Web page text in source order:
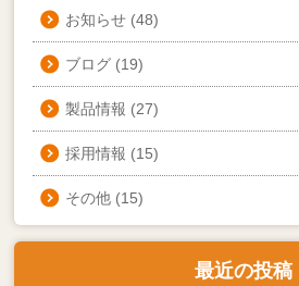
お知らせ(48)
ブログ(19)
製品情報 (27)
採用情報 (15)
その他(15)
最近の投稿